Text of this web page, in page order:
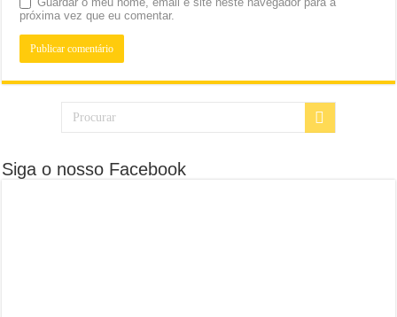
próxima vez que eu comentar.
Siga o nosso Facebook